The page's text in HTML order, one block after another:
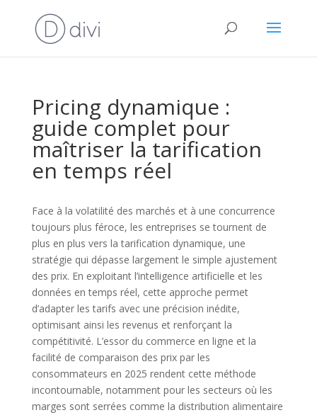
Pricing dynamique :
guide complet pour
maîtriser la tarification
en temps réel
Face à la volatilité des marchés et à une concurrence
toujours plus féroce, les entreprises se tournent de
plus en plus vers la tarification dynamique, une
stratégie qui dépasse largement le simple ajustement
des prix. En exploitant l’intelligence artificielle et les
données en temps réel, cette approche permet
d’adapter les tarifs avec une précision inédite,
optimisant ainsi les revenus et renforçant la
compétitivité. L’essor du commerce en ligne et la
facilité de comparaison des prix par les
consommateurs en 2025 rendent cette méthode
incontournable, notamment pour les secteurs où les
marges sont serrées comme la distribution alimentaire